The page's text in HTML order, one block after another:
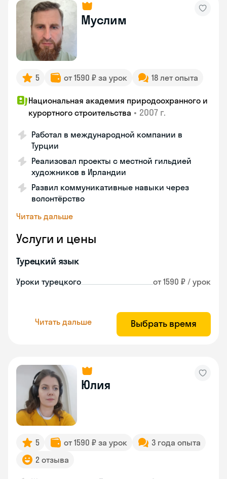
Муслим
5 от 1590 ₽ за урок 18 лет опыта
Национальная академия природоохранного и
курортного строительства • 2007 г.
Работал в международной компании в
Турции
Реализовал проекты с местной гильдией
художников в Ирландии
Развил коммуникативные навыки через
волонтёрство
Читать дальше
Услуги и цены
Турецкий язык
Уроки турецкого от 1590 ₽ / урок
Читать дальше Выбрать время
Юлия
5 от 1590 ₽ за урок
3 года опыта
2 отзыва